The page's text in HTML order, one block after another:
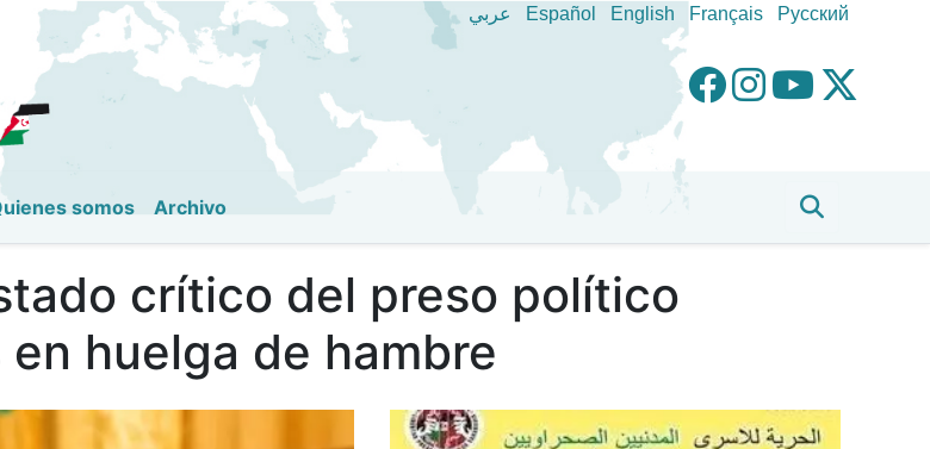
Pasar
al
contenido
عربي Español English Français Pусский
somos Archivo
crítico del preso político
huelga de hambre